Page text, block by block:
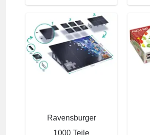
Ravensburger
1000 Teile